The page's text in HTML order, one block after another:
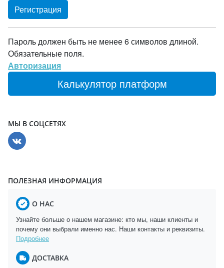
Пароль должен быть не менее 6 символов длиной.
Обязательные поля.
Авторизация
Калькулятор платформ
МЫ В СОЦСЕТЯХ
ПОЛЕЗНАЯ ИНФОРМАЦИЯ
О НАС
Узнайте больше о нашем магазине: кто мы, наши клиенты и
почему они выбрали именно нас. Наши контакты и реквизиты.
Подробнее
ДОСТАВКА